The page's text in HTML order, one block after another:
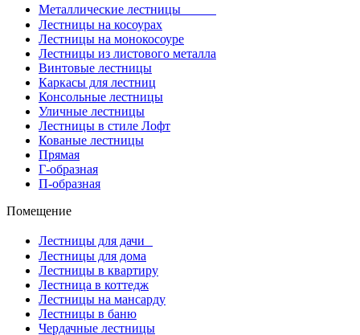
Металлические лестницы
Лестницы на косоурах
Лестницы на монокосоуре
Лестницы из листового металла
Винтовые лестницы
Каркасы для лестниц
Консольные лестницы
Уличные лестницы
Лестницы в стиле Лофт
Кованые лестницы
Прямая
Г-образная
П-образная
Помещение
Лестницы для дачи
Лестницы для дома
Лестницы в квартиру
Лестница в коттедж
Лестницы на мансарду
Лестницы в баню
Чердачные лестницы